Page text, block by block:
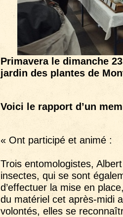
Primavera le dimanche
jardin des plantes de
Voici le rapport d’un
« Ont participé et animé :
Trois entomologistes,
insectes, qui se sont
d’effectuer la mise en
du matériel cet après-midi
volontés, elles se